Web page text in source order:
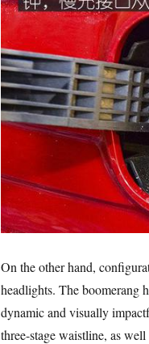
On the other hand,
headlights. The boomerang
dynamic and visually
three-stage waistline, as